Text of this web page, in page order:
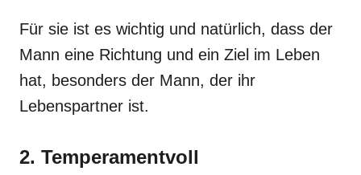
Für sie ist es wichtig und natürlich, dass der
Mann eine Richtung und ein Ziel im Leben
hat, besonders der Mann, der ihr
Lebenspartner ist.
2. Temperamentvoll